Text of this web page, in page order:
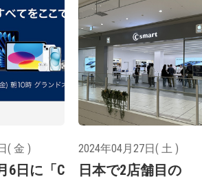
( 金 )
6日に「C
2024年04月27日( 土 )
日本で2店舗目の